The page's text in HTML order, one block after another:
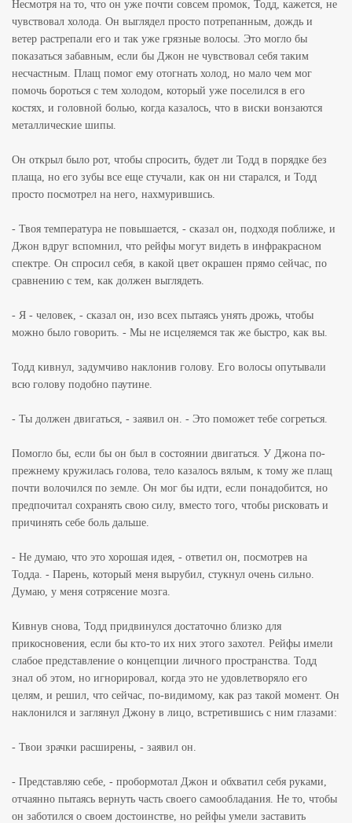
Несмотря на то, что он уже почти совсем промок, Тодд, кажется, не
чувствовал холода. Он выглядел просто потрепанным, дождь и
ветер растрепали его и так уже грязные волосы. Это могло бы
показаться забавным, если бы Джон не чувствовал себя таким
несчастным. Плащ помог ему отогнать холод, но мало чем мог
помочь бороться с тем холодом, который уже поселился в его
костях, и головной болью, когда казалось, что в виски вонзаются
металлические шипы.
Он открыл было рот, чтобы спросить, будет ли Тодд в порядке без
плаща, но его зубы все еще стучали, как он ни старался, и Тодд
просто посмотрел на него, нахмурившись.
- Твоя температура не повышается, - сказал он, подходя поближе, и
Джон вдруг вспомнил, что рейфы могут видеть в инфракрасном
спектре. Он спросил себя, в какой цвет окрашен прямо сейчас, по
сравнению с тем, как должен выглядеть.
- Я - человек, - сказал он, изо всех пытаясь унять дрожь, чтобы
можно было говорить. - Мы не исцеляемся так же быстро, как вы.
Тодд кивнул, задумчиво наклонив голову. Его волосы опутывали
всю голову подобно паутине.
- Ты должен двигаться, - заявил он. - Это поможет тебе согреться.
Помогло бы, если бы он был в состоянии двигаться. У Джона по-
прежнему кружилась голова, тело казалось вялым, к тому же плащ
почти волочился по земле. Он мог бы идти, если понадобится, но
предпочитал сохранять свою силу, вместо того, чтобы рисковать и
причинять себе боль дальше.
- Не думаю, что это хорошая идея, - ответил он, посмотрев на
Тодда. - Парень, который меня вырубил, стукнул очень сильно.
Думаю, у меня сотрясение мозга.
Кивнув снова, Тодд придвинулся достаточно близко для
прикосновения, если бы кто-то их них этого захотел. Рейфы имели
слабое представление о концепции личного пространства. Тодд
знал об этом, но игнорировал, когда это не удовлетворяло его
целям, и решил, что сейчас, по-видимому, как раз такой момент. Он
наклонился и заглянул Джону в лицо, встретившись с ним глазами:
- Твои зрачки расширены, - заявил он.
- Представляю себе, - пробормотал Джон и обхватил себя руками,
отчаянно пытаясь вернуть часть своего самообладания. Не то, чтобы
он заботился о своем достоинстве, но рейфы умели заставить